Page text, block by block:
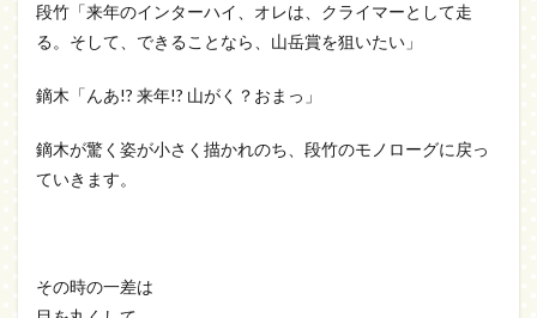
段竹「来年のインターハイ、オレは、クライマーとして走
る。そして、できることなら、山岳賞を狙いたい」
鏑木「んあ!? 来年!? 山がく？おまっ」
鏑木が驚く姿が小さく描かれのち、段竹のモノローグに戻っ
ていきます。
その時の一差は